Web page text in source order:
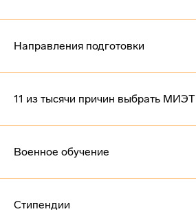
Направления подготовки
11 из тысячи причин выбрать МИЭТ
Военное обучение
Стипендии